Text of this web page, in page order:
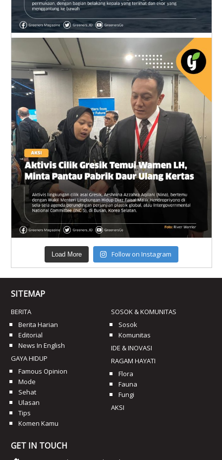
Load More Follow on Instagram
SITEMAP
BERITA
Berita Harian
Editorial
News In English
GAYA HIDUP
Famous Opinion
Mode
Sehat
Ulasan
Tips
Komen Kamu
SOSOK & KOMUNITAS
Sosok
Komunitas
IDE & INOVASI
RAGAM HAYATI
Flora
Fauna
Fungi
AKSI
GET IN TOUCH